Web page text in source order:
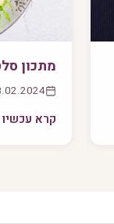
מתכון
קרא עכשיו